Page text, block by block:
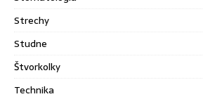
Strechy
Studne
Štvorkolky
Technika